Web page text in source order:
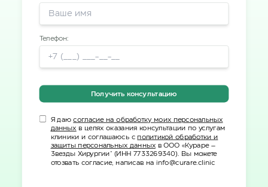
Телефон:
Получить консультацию
Я даюсогласие на обработку моих персональных
данных в целях оказания консультации по услугам
клиники и соглашаюсь с политикой обработки и
защиты персональных данных в ООО «Кураре –
Звезды Хирургии" (ИНН 7733269340). Вы можете
отозвать согласие, написав на info@curare.clinic